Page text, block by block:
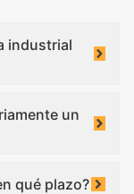
industrial
un
qué plazo?